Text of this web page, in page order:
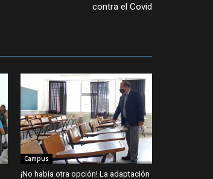
contra el Covid
Campus
¡No había otra opción! La adaptación